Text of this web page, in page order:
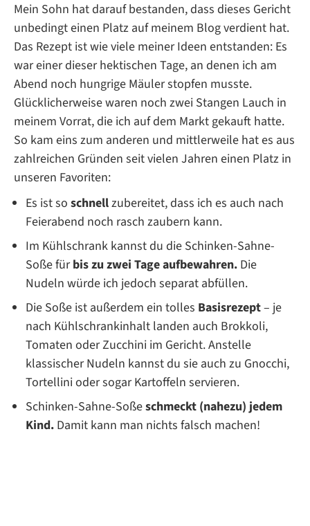
Mein Sohn hat darauf bestanden, dass dieses Gericht
unbedingt einen Platz auf meinem Blog verdient hat.
Das Rezept ist wie viele meiner Ideen entstanden: Es
war einer dieser hektischen Tage, an denen ich am
Abend noch hungrige Mäuler stopfen musste.
Glücklicherweise waren noch zwei Stangen Lauch in
meinem Vorrat, die ich auf dem Markt gekauft hatte.
So kam eins zum anderen und mittlerweile hat es aus
zahlreichen Gründen seit vielen Jahren einen Platz in
unseren Favoriten:
Es ist so schnellzubereitet, dass ich es auch nach
Feierabend noch rasch zaubern kann.
Im Kühlschrank kannst du die Schinken-Sahne-
Soße fürbis zu zwei Tage aufbewahren. Die
Nudeln würde ich jedoch separat abfüllen.
Die Soße ist außerdem ein tolles Basisrezept– je
nach Kühlschrankinhalt landen auch Brokkoli,
Tomaten oder Zucchini im Gericht. Anstelle
klassischer Nudeln kannst du sie auch zu Gnocchi,
Tortellini oder sogar Kartoffeln servieren.
Schinken-Sahne-Soßeschmeckt (nahezu) jedem
Kind. Damit kann man nichts falsch machen!